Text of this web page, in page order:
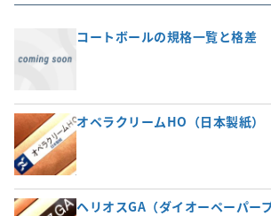
コートボールの規格一覧と格差
オペラクリームHO（日本製紙）
ヘリオスGA（ダイオーペーパー